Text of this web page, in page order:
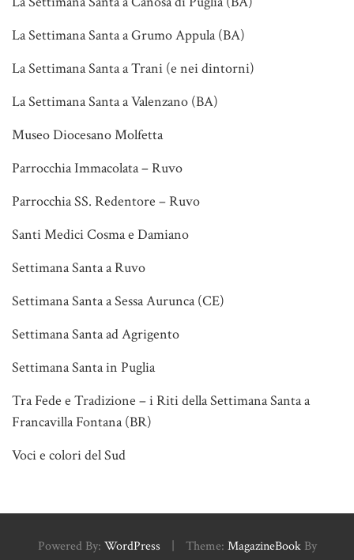
La Settimana Santa a Grumo Appula (BA)
La Settimana Santa a Trani (e nei dintorni)
La Settimana Santa a Valenzano (BA)
Museo Diocesano Molfetta
Parrocchia Immacolata – Ruvo
Parrocchia SS. Redentore – Ruvo
Santi Medici Cosma e Damiano
Settimana Santa a Ruvo
Settimana Santa a Sessa Aurunca (CE)
Settimana Santa ad Agrigento
Settimana Santa in Puglia
Tra Fede e Tradizione – i Riti della Settimana Santa a
Francavilla Fontana (BR)
Voci e colori del Sud
Powered By: WordPress Theme: MagazineBookBy